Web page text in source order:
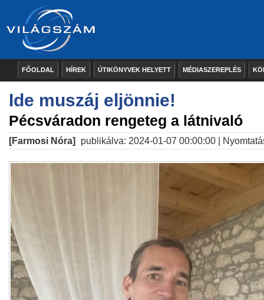
FŐOLDAL HÍREK ÚTIKÖNYVEK HELYETT MÉDIASZEREPLÉS
Ide muszáj eljönnie!
Pécsváradon rengeteg a látnivaló
[Farmosi Nóra] publikálva: 2024-01-07 00:00:00 |